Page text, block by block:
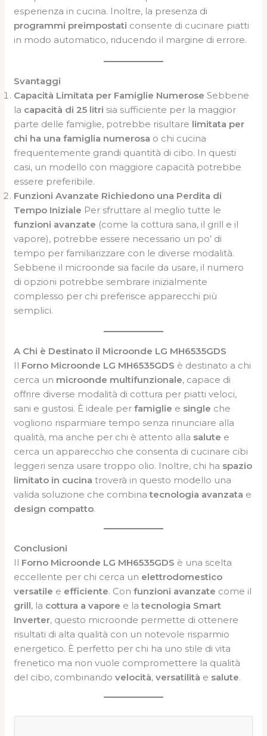
esperienza in cucina. Inoltre, la presenza di
programmi preimpostati consente di cucinare piatti
in modo automatico, riducendo il margine di errore.
Svantaggi
Capacità Limitata per Famiglie Numerose Sebbene
la capacità di 25 litri sia sufficiente per la maggior
parte delle famiglie, potrebbe risultare limitata per
chi ha una famiglia numerosa o chi cucina
frequentemente grandi quantità di cibo. In questi
casi, un modello con maggiore capacità potrebbe
essere preferibile.
Funzioni Avanzate Richiedono una Perdita di
Tempo Iniziale Per sfruttare al meglio tutte le
funzioni avanzate (come la cottura sana, il grill e il
vapore), potrebbe essere necessario un po’ di
tempo per familiarizzare con le diverse modalità.
Sebbene il microonde sia facile da usare, il numero
di opzioni potrebbe sembrare inizialmente
complesso per chi preferisce apparecchi più
semplici.
A Chi è Destinato il Microonde LG MH6535GDS
Il Forno Microonde LG MH6535GDS è destinato a chi
cerca un microonde multifunzionale, capace di
offrire diverse modalità di cottura per piatti veloci,
sani e gustosi. È ideale perfamiglie e single che
vogliono risparmiare tempo senza rinunciare alla
qualità, ma anche per chi è attento alla salute e
cerca un apparecchio che consenta di cucinare cibi
leggeri senza usare troppo olio. Inoltre, chi ha spazio
limitato in cucina troverà in questo modello una
valida soluzione che combinatecnologia avanzata e
design compatto.
Conclusioni
Il Forno Microonde LG MH6535GDS è una scelta
eccellente per chi cerca un elettrodomestico
versatile e efficiente. Confunzioni avanzate come il
grill, la cottura a vapore e latecnologia Smart
Inverter, questo microonde permette di ottenere
risultati di alta qualità con un notevole risparmio
energetico. È perfetto per chi ha uno stile di vita
frenetico ma non vuole compromettere la qualità
del cibo, combinandovelocità,versatilità e salute.